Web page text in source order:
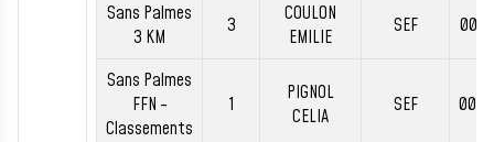
Sans Palmes
3 KM
3
COULON
EMILIE
SEF
Sans Palmes
FFN -
Classements
1
PIGNOL
CELIA
SEF